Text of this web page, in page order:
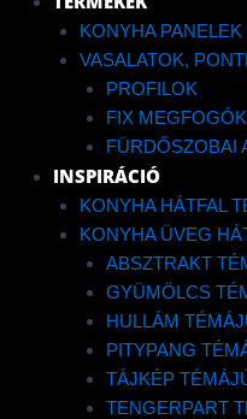
KONYHA PANELEK
VASALATOK,
PROFILOK
FIX MEGFOGÓK
FÜRDŐSZOBAI
INSPIRÁCIÓ
KONYHA HÁTFAL
KONYHA ÜVEG
ABSZTRAKT
GYÜMÖLCS
HULLÁM
PITYPANG
TÁJKÉP
TENGERPART